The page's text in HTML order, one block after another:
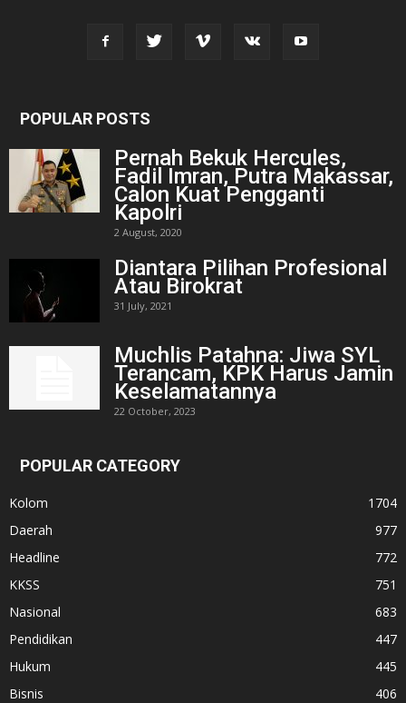
POPULAR POSTS
Pernah Bekuk Hercules,
Fadil Imran, Putra Makassar,
Calon Kuat Pengganti
Kapolri
2 August, 2020
Diantara Pilihan Profesional
Atau Birokrat
31 July, 2021
Muchlis Patahna: Jiwa SYL
Terancam, KPK Harus Jamin
Keselamatannya
22 October, 2023
POPULAR CATEGORY
Kolom
1704
Daerah
977
Headline
772
KKSS
751
Nasional
683
Pendidikan
447
Hukum
445
Bisnis
406